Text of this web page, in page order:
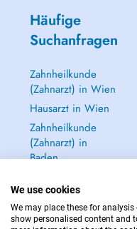
Häufige
Suchanfragen
Zahnheilkunde
(Zahnarzt) in Wien
Hausarzt in Wien
Zahnheilkunde
(Zahnarzt) in
Baden
(Hautarzt) in Baden
Alle anzeigen →
We use cookies
We may place these for
show personalised content and